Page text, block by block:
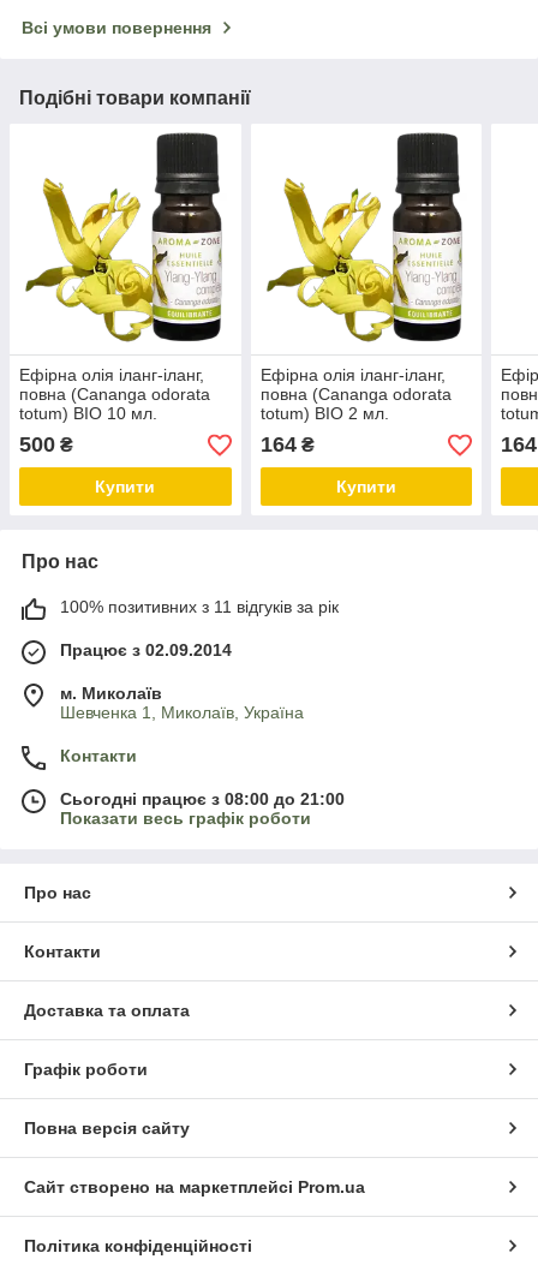
Всі умови повернення
Подібні товари компанії
Ефірна олія іланг-іланг,
повна (Cananga odorata
totum) BIO 10 мл.
500 ₴
Купити
Ефірна олія іланг-іланг,
повна (Cananga odorata
totum) BIO 2 мл.
164₴
Купити
164
Про нас
100% позитивних з 11 відгуків за рік
Працює з 02.09.2014
м. Миколаїв
Шевченка 1, Миколаїв, Україна
Контакти
Сьогодні працює з 08:00 до 21:00
Показати весь графік роботи
Про нас
Контакти
Доставка та оплата
Графік роботи
Повна версія сайту
Сайт створено на маркетплейсі Prom.ua
Політика конфіденційності